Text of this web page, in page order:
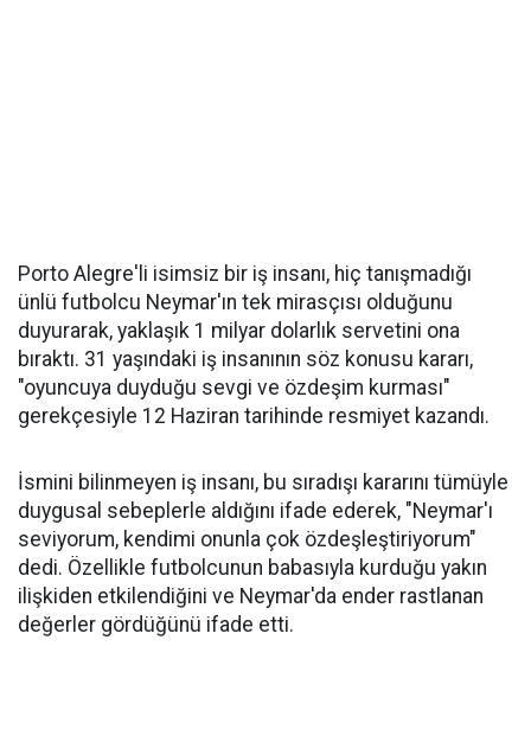
Porto Alegre'li isimsiz bir iş insanı, hiç tanışmadığı
ünlü futbolcu Neymar'ın tek mirasçısı olduğunu
duyurarak, yaklaşık 1 milyar dolarlık servetini ona
bıraktı. 31 yaşındaki iş insanının söz konusu kararı,
"oyuncuya duyduğu sevgi ve özdeşim kurması"
gerekçesiyle 12 Haziran tarihinde resmiyet kazandı.
İsmini bilinmeyen iş insanı, bu sıradışı kararını tümüyle
duygusal sebeplerle aldığını ifade ederek, "Neymar'ı
seviyorum, kendimi onunla çok özdeşleştiriyorum"
dedi. Özellikle futbolcunun babasıyla kurduğu yakın
ilişkiden etkilendiğini ve Neymar'da ender rastlanan
değerler gördüğünü ifade etti.